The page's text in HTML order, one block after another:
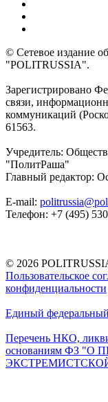
© Сетевое издание
"POLITRUSSIA".
Зарегистрировано
связи,
коммуникаций
61563.
Учредитель:
"ПолитРаша"
Главный редактор:
E-mail:
Телефон: +7 (495)
© 2026
Пользовательское
конфиденциальности
Единый федеральный
Перечень НКО,
основаниям ФЗ